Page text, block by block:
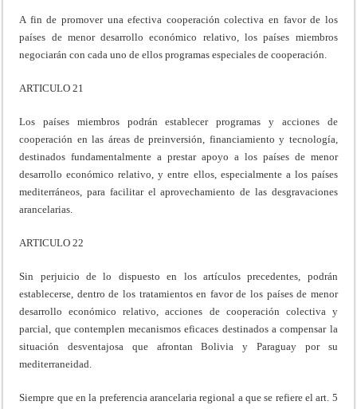
A fin de promover una efectiva cooperación colectiva en favor de los
países de menor desarrollo económico relativo, los países miembros
negociarán con cada uno de ellos programas especiales de cooperación.
ARTICULO 21
Los países miembros podrán establecer programas y acciones de
cooperación en las áreas de preinversión, financiamiento y tecnología,
destinados fundamentalmente a prestar apoyo a los países de menor
desarrollo económico relativo, y entre ellos, especialmente a los países
mediterráneos, para facilitar el aprovechamiento de las desgravaciones
arancelarias.
ARTICULO 22
Sin perjuicio de lo dispuesto en los artículos precedentes, podrán
establecerse, dentro de los tratamientos en favor de los países de menor
desarrollo económico relativo, acciones de cooperación colectiva y
parcial, que contemplen mecanismos eficaces destinados a compensar la
situación desventajosa que afrontan Bolivia y Paraguay por su
mediterraneidad.
Siempre que en la preferencia arancelaria regional a que se refiere el art. 5